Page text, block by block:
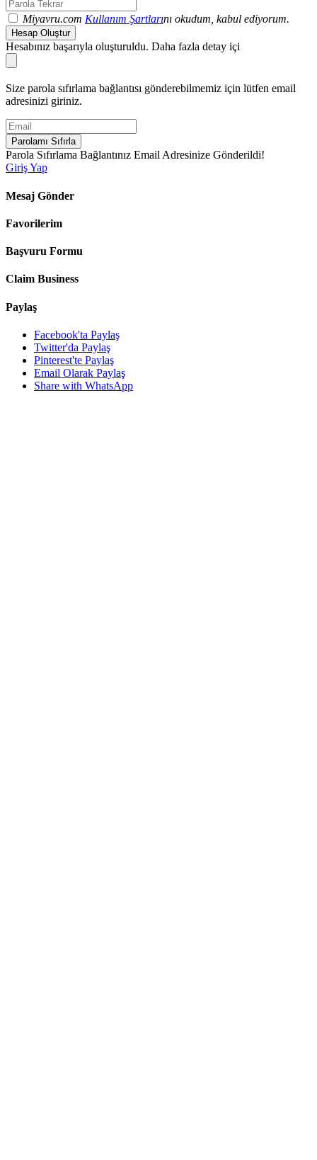
Miyavru.com Kullanım Şartlarını okudum, kabul ediyorum.
Hesap Oluştur
Hesabınız başarıyla oluşturuldu. Daha fazla detay içi
Size parola sıfırlama bağlantısı gönderebilmemiz için lütfen email
adresinizi giriniz.
Parolamı Sıfırla
Parola Sıfırlama Bağlantınız Email Adresinize Gönderildi!
Giriş Yap
Mesaj Gönder
Favorilerim
Başvuru Formu
Claim Business
Paylaş
Facebook'ta Paylaş
Twitter'da Paylaş
Pinterest'te Paylaş
Email Olarak Paylaş
Share with WhatsApp